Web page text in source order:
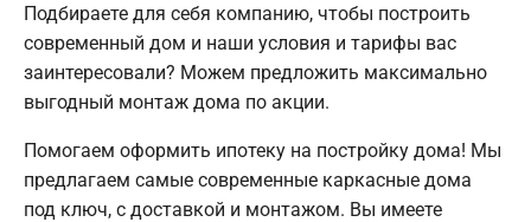
Подбираете для себя компанию, чтобы построить
современный дом и наши условия и тарифы вас
заинтересовали? Можем предложить максимально
выгодный монтаж дома по акции.
Помогаем оформить ипотеку на постройку дома! Мы
предлагаем самые современные каркасные дома
под ключ, с доставкой и монтажом. Вы имеете